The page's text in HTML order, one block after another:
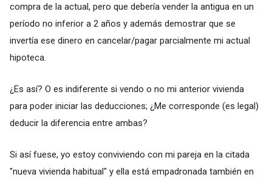
compra de la actual, pero que debería vender la antigua en un
período no inferior a 2 años y además demostrar que se
invertía ese dinero en cancelar/pagar parcialmente mi actual
hipoteca.
¿Es así? O es indiferente si vendo o no mi anterior vivienda
para poder iniciar las deducciones; ¿Me corresponde (es legal)
deducir la diferencia entre ambas?
Si así fuese, yo estoy conviviendo con mi pareja en la citada
"nueva vivienda habitual" y ella está empadronada también en